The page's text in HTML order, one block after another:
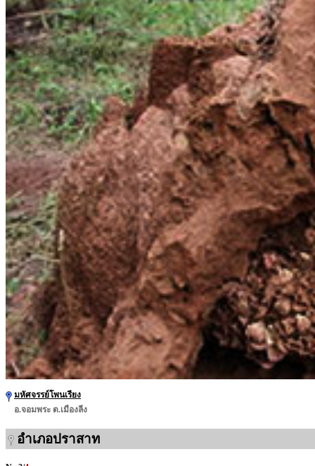
มหัศจรรย์โพนเรียง
อ.จอมพระ ต.เมืองลีง
อำเภอปราสาท